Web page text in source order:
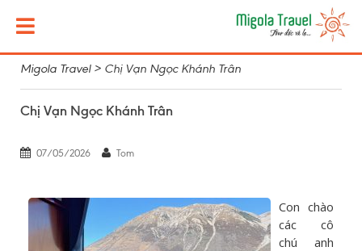
Migola Travel> Chị Vạn Ngọc Khánh Trân
Chị Vạn Ngọc Khánh Trân
07/05/2026 Tom
Con chào
các cô
chú anh